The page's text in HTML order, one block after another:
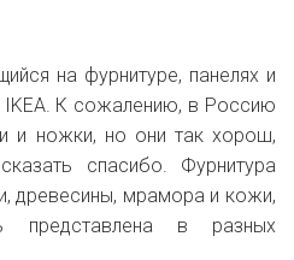
на фурнитуре, панелях и
IKEA. К сожалению, в Россию
и ножки, но они так хорош,
спасибо. Фурнитура
древесины, мрамора и кожи,
представлена в разных